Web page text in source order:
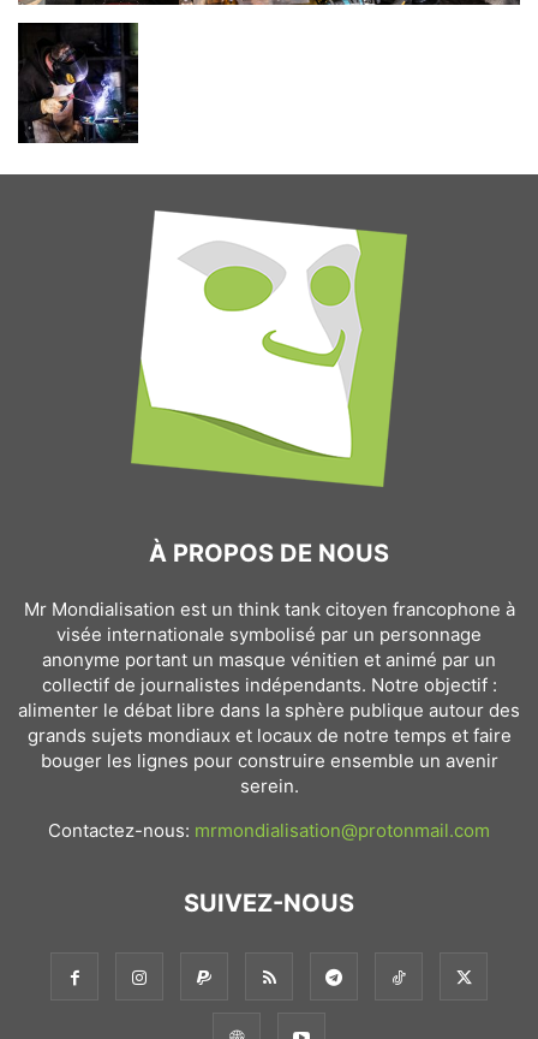
À PROPOS DE NOUS
Mr Mondialisation est un think tank citoyen francophone à
visée internationale symbolisé par un personnage
anonyme portant un masque vénitien et animé par un
collectif de journalistes indépendants. Notre objectif :
alimenter le débat libre dans la sphère publique autour des
grands sujets mondiaux et locaux de notre temps et faire
bouger les lignes pour construire ensemble un avenir
serein.
Contactez-nous: mrmondialisation@protonmail.com
SUIVEZ-NOUS